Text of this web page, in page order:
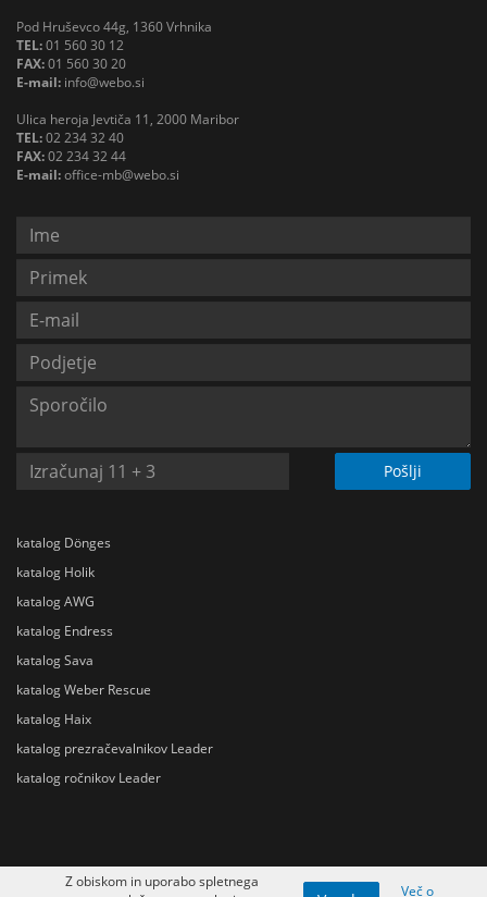
Pod Hruševco 44g, 1360 Vrhnika
TEL:01 560 30 12
FAX:01 560 30 20
E-mail: info@webo.si
Ulica heroja Jevtiča 11, 2000 Maribor
TEL:02 234 32 40
FAX:02 234 32 44
E-mail:office-mb@webo.si
Pošlji
katalog Dönges
katalog Holik
katalog AWG
katalog Endress
katalog Sava
katalog Weber Rescue
katalog Haix
katalog prezračevalnikov Leader
katalog ročnikov Leader
Z obiskom in uporabo spletnega
Več o